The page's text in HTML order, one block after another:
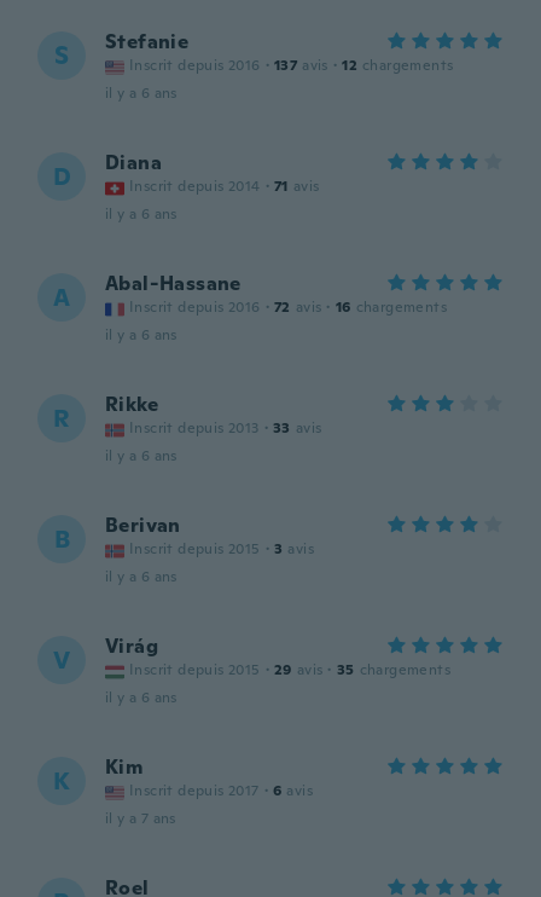
S Stefanie
Inscrit depuis 2016 · 137 avis · 12 chargements
il y a 6 ans
D Diana
Inscrit depuis 2014 · 71 avis
il y a 6 ans
A Abal-Hassane
Inscrit depuis 2016 · 72 avis · 16 chargements
il y a 6 ans
R Rikke
Inscrit depuis 2013 · 33 avis
il y a 6 ans
B Berivan
Inscrit depuis 2015 · 3 avis
il y a 6 ans
V Virág
Inscrit depuis 2015 · 29 avis · 35 chargements
il y a 6 ans
K Kim
Inscrit depuis 2017 · 6 avis
il y a 7 ans
Roel